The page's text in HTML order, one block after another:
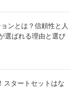
ンとは？信頼性と人
選ばれる理由と選び
スタートセットはな